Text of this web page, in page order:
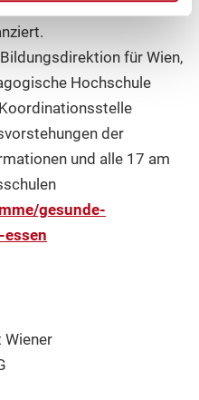
aus Mitteln des Fonds
für Wien,
Hochschule
der
und alle 17 am
gesunde-